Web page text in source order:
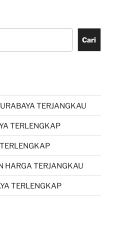
Cari
TERJANGKAU
TERLENGKAP
HARGA TERJANGKAU
TERLENGKAP